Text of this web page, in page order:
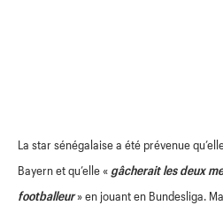
La star sénégalaise a été prévenue
Bayern et qu’elle « gâcherait les deux
footballeur» en jouant en Bundesliga.